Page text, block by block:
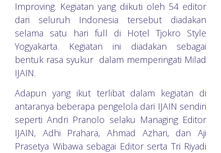
Improving. Kegiatan yang diikuti oleh 54 editor
dari seluruh Indonesia tersebut diadakan
selama satu hari full di Hotel Tjokro Style
Yogyakarta. Kegiatan ini diadakan sebagai
bentuk rasa syukur dalam memperingati Milad
IJAIN.
Adapun yang ikut terlibat dalam kegiatan di
antaranya beberapa pengelola dari IJAIN sendiri
seperti Andri Pranolo selaku Managing Editor
IJAIN, Adhi Prahara, Ahmad Azhari, dan Aji
Prasetya Wibawa sebagai Editor serta Tri Riyadi